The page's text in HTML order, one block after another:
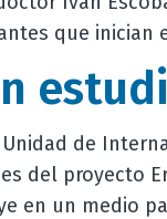
que inician
de
del proyecto
en un medio